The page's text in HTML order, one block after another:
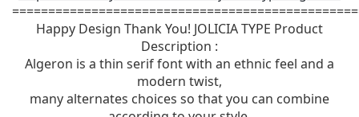
Happy Design Thank You! JOLICIA TYPE Product
Description :
Algeron is a thin serif font with an ethnic feel and a
modern twist,
many alternates choices so that you can combine